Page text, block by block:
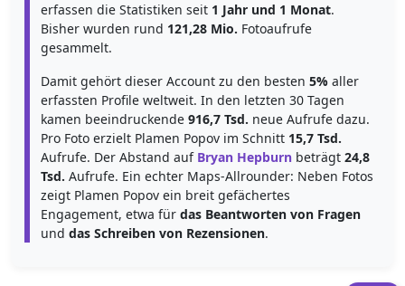
erfassen die Statistiken seit 1 Jahr und 1 Monat.
Bisher wurden rund 121,28 Mio. Fotoaufrufe
gesammelt.
Damit gehört dieser Account zu den besten 5% aller
erfassten Profile weltweit. In den letzten 30 Tagen
kamen beeindruckende 916,7 Tsd. neue Aufrufe dazu.
Pro Foto erzielt Plamen Popov im Schnitt 15,7 Tsd.
Aufrufe. Der Abstand auf Bryan Hepburn beträgt 24,8
Tsd. Aufrufe. Ein echter Maps-Allrounder: Neben Fotos
zeigt Plamen Popov ein breit gefächertes
Engagement, etwa für das Beantworten von Fragen
und das Schreiben von Rezensionen.